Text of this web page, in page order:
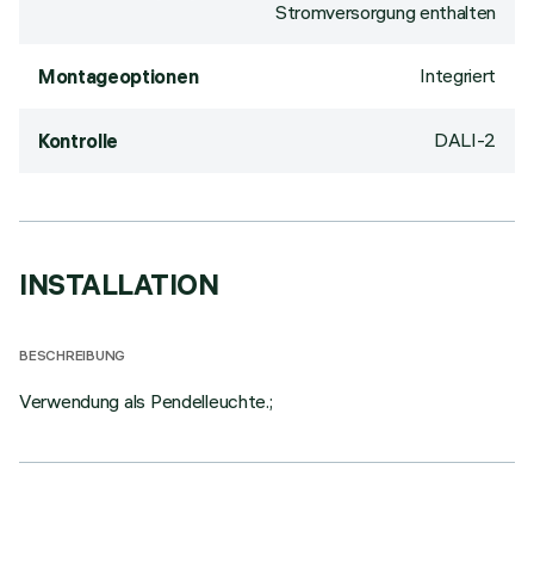
Stromversorgung enthalten
Montageoptionen Integriert
Kontrolle DALI-2
INSTALLATION
BESCHREIBUNG
Verwendung als Pendelleuchte.;